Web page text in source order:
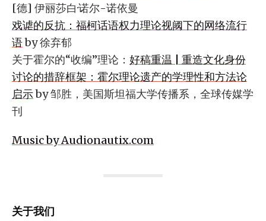
[德] 伊丽莎白·诺尔-诺依曼
戏谑的反抗：福柯话语权力理论视阈下的网络流行
语by 徐弃郁
关于霍尔的“收编”理论： 好稿重温 | 重造文化身份
讨论的措辞框架：霍尔理论遗产的学理性和方法论
启示by 邹胜，美国斯坦福大学传播系，全球传媒学
刊
Music by Audionautix.com
关于我们